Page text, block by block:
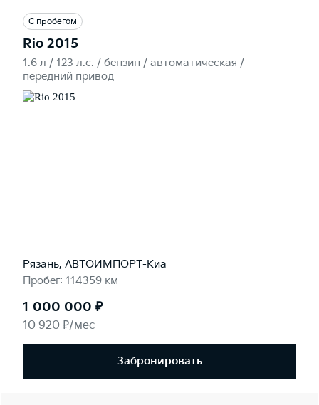
С пробегом
Rio 2015
1.6 л / 123 л.c. / бензин / автоматическая /
передний привод
Рязань, АВТОИМПОРТ-Киа
Пробег: 114359 км
1 000 000 ₽
10 920 ₽/мес
Забронировать